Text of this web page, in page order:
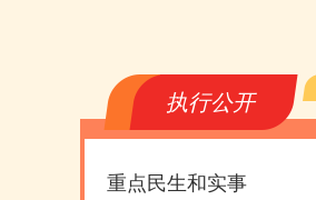
执行公开
重点民生和实事